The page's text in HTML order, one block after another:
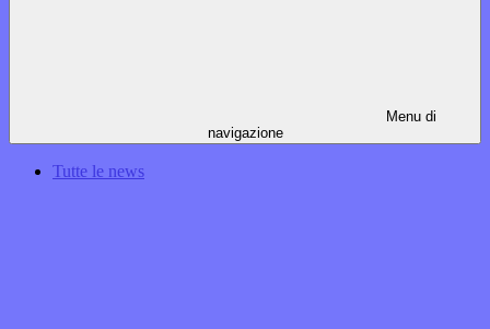
Menu di
navigazione
Tutte le news